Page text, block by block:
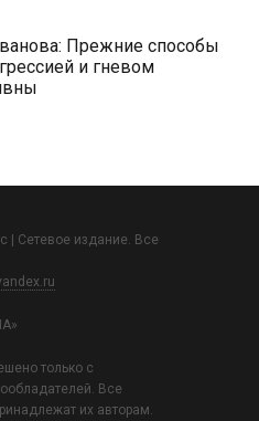
Прежние способы
и гневом
| Сетевое издание. Все
только с
Все
их авторам.